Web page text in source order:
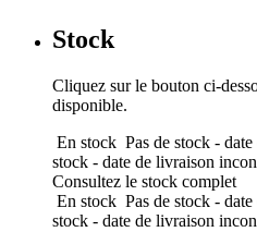
Stock
Cliquez sur le bouton ci-
disponible.
En stock Pas de stock -
stock - date de livraison
Consultez le stock complet
En stock Pas de stock -
stock - date de livraison